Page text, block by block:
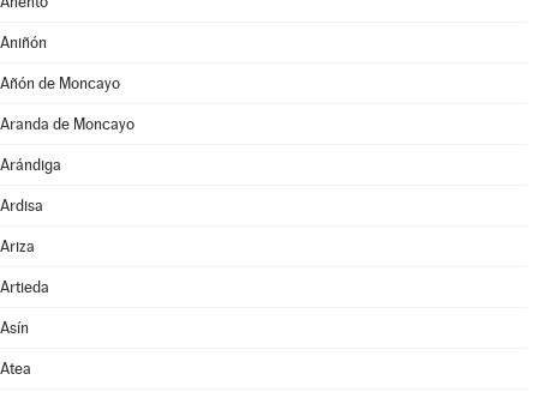
Aniñón
Añón de Moncayo
Aranda de Moncayo
Arándiga
Ardisa
Ariza
Artieda
Asín
Atea